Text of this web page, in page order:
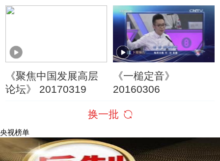
与均匀度
革 浏阳宅基地流转破
冰
《聚焦中国发展高层
论坛》 20170319
《一槌定音》
20160306
换一批
央视榜单